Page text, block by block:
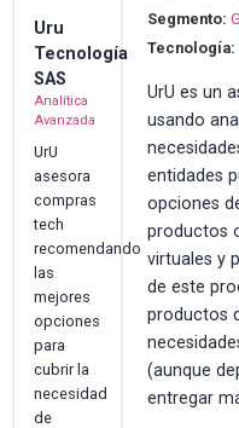
Segmento:
Tecnología:
UrU es un
usando
entidades
opciones
productos
virtuales y
de este
productos
(aunque
entregar
Uru
Tecnología
SAS
Analítica
Avanzada
UrU
asesora
compras
tech
recomendando
las
mejores
opciones
para
cubrir la
necesidad
de